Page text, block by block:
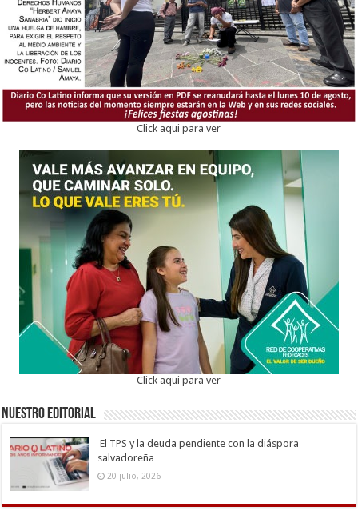
Click aqui para ver
Click aqui para ver
Nuestro Editorial
El TPS y la deuda pendiente con la diáspora
salvadoreña
20 julio, 2026